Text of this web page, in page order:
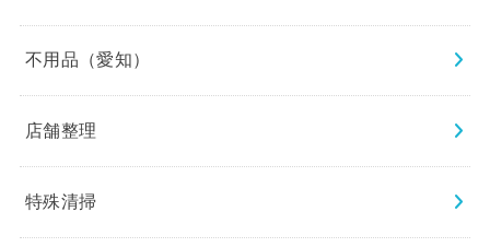
不用品（愛知）
店舗整理
特殊清掃